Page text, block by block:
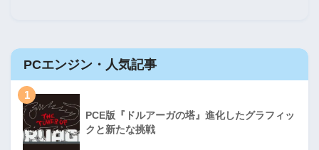
PCエンジン・人気記事
1
PCE版『ドルアーガの塔』進化したグラフィッ
クと新たな挑戦